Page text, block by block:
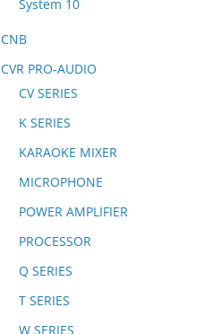
System 10
CNB
CVR PRO-AUDIO
CV SERIES
K SERIES
KARAOKE MIXER
MICROPHONE
POWER AMPLIFIER
PROCESSOR
Q SERIES
T SERIES
W SERIES